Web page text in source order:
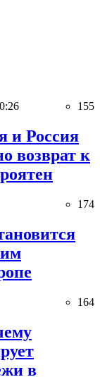
155
и Россия
возврат к
174
164
в